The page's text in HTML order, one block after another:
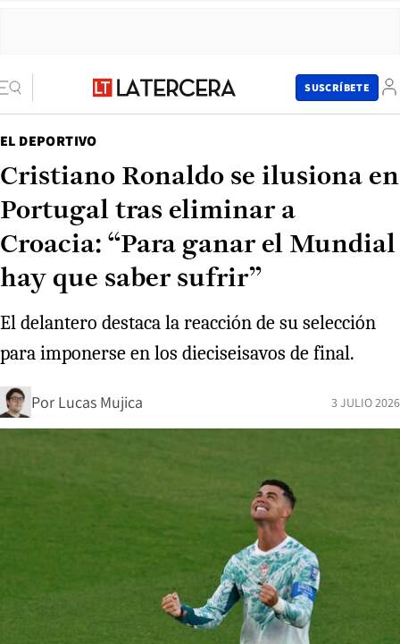
SUSCRÍBETE
EL DEPORTIVO
Cristiano Ronaldo se ilusiona en
Portugal tras eliminar a
Croacia: “Para ganar el Mundial
hay que saber sufrir”
El delantero destaca la reacción de su selección
para imponerse en los dieciseisavos de final.
Por Lucas Mujica 3 JULIO 2026